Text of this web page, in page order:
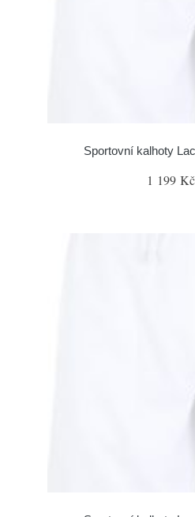
Sportovní kalhoty
1 199 Kč